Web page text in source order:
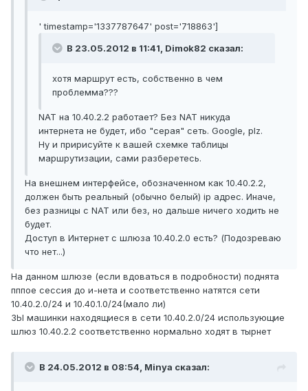
' timestamp='1337787647' post='718863']
В 23.05.2012 в 11:41, Dimok82 сказал:
хотя маршрут есть, собственно в чем
проблемма???
NAT на 10.40.2.2 работает? Без NAT никуда
интернета не будет, ибо "серая" сеть. Google, plz.
Ну и пририсуйте к вашей схемке таблицы
маршрутизации, сами разберетесь.
На внешнем интерфейсе, обозначенном как 10.40.2.2,
должен быть реальный (обычно белый) ip адрес. Иначе,
без разницы с NAT или без, но дальше ничего ходить не
будет.
Доступ в Интернет с шлюза 10.40.2.0 есть? (Подозреваю
что нет...)
На данном шлюзе (если вдоваться в подробности) поднята
пппое сессия до и-нета и соответственно натятся сети
10.40.2.0/24 и 10.40.1.0/24(мало ли)
ЗЫ машинки находящиеся в сети 10.40.2.0/24 использующие
шлюз 10.40.2.2 cоответственно нормально ходят в тырнет
В 24.05.2012 в 08:54, Minya сказал: